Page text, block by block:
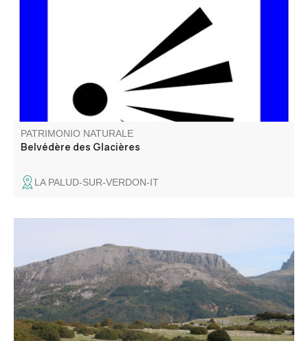
des trous dans lesquelles la glace naturelle était
conservée pour l’usage domestique (avant l’arrivée de
PATRIMONIO NATURALE
Belvédère des Glacières
LA PALUD-SUR-VERDON-IT
Le mont Chiran (1 905 m), second sommet des Préalpes
du Verdon, offre un panorama exceptionnel : des Alpes du
Sud à la Provence, jusqu’à la Méditerranée et, par temps
clair, le Canigou. Un belvédère unique pour les amoureux
de grands horizons.